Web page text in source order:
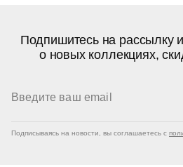
Подпишитесь на рассылку
о новых коллекциях,
Подписываясь на новости, вы соглашаетесь с